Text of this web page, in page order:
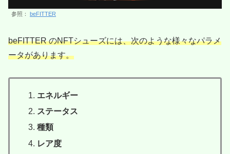
参照： beFITTER
beFITTER のNFTシューズには、次のような様々なパラメ
ータがあります。
エネルギー
ステータス
種類
レア度